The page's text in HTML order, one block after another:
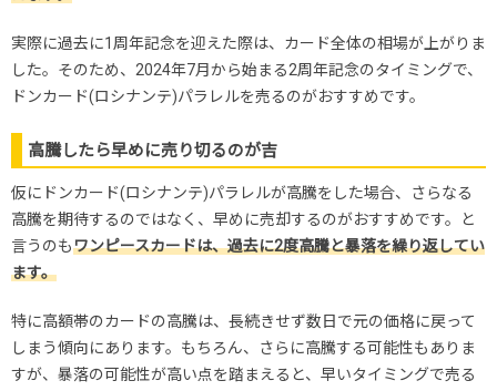
実際に過去に1周年記念を迎えた際は、カード全体の相場が上がりま
した。そのため、2024年7月から始まる2周年記念のタイミングで、
ドンカード(ロシナンテ)パラレルを売るのがおすすめです。
高騰したら早めに売り切るのが吉
仮にドンカード(ロシナンテ)パラレルが高騰をした場合、さらなる
高騰を期待するのではなく、早めに売却するのがおすすめです。と
言うのもワンピースカードは、過去に2度高騰と暴落を繰り返してい
ます。
特に高額帯のカードの高騰は、長続きせず数日で元の価格に戻って
しまう傾向にあります。もちろん、さらに高騰する可能性もありま
すが、暴落の可能性が高い点を踏まえると、早いタイミングで売る